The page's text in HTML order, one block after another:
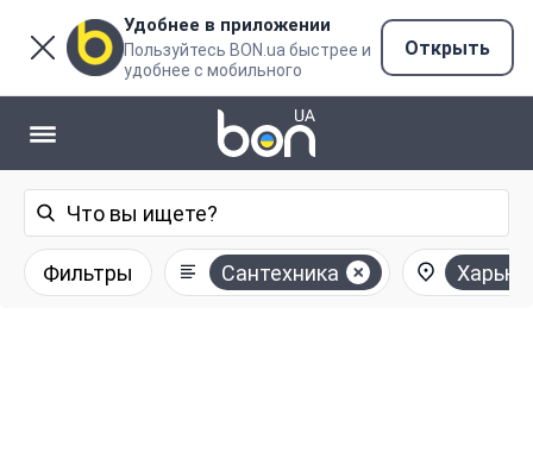
Удобнее в приложении
Пользуйтесь BON.ua быстрее и
удобнее с мобильного
Открыть
Фильтры Сантехника